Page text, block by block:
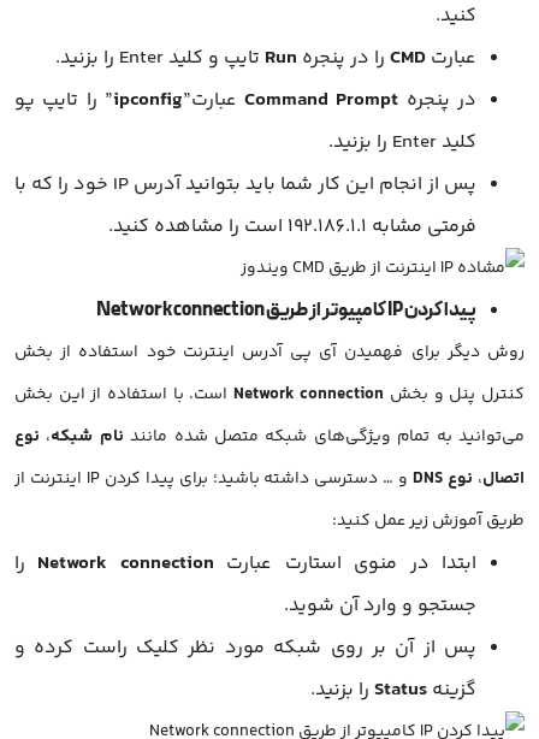
کنید.
عبارت CMD را در پنجره Run تایپ و کلید Enter را بزنید.
در پنجره
عبارت”ipconfig” را تایپ پو
کلید Enter را بزنید.
پس از انجام این کار شما باید بتوانید آدرس IP خود را که با
فرمتی مشابه 192.186.1.1 است را مشاهده کنید.
پیدا کردن IP کامپیوتر از طریق Network connection
روش دیگر برای فهمیدن آی پی آدرس اینترنت خود استفاده از بخش
کنترل پنل و بخش Network connection است. با استفاده از این بخش
می‌توانید به تمام ویژگی‌های شبکه‌ متصل شده مانند نام شبکه، نوع
اتصال، نوع DNS
و … دسترسی داشته باشید؛ برای پیدا کردن IP اینترنت از
طریق آموزش زیر عمل کنید:
ابتدا در منوی استارت عبارت Network connection را
جستجو و وارد آن شوید.
پس از آن بر روی شبکه مورد نظر کلیک راست کرده و
گزینه Status را بزنید.